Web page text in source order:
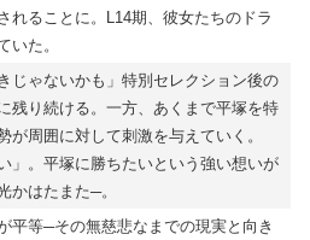
れることに。L14期、彼女たちのドラ
いた。
じゃないかも」特別セレクション後の
残り続ける。一方、あくまで平塚を特
が周囲に対して刺激を与えていく。
」。平塚に勝ちたいという強い想いが
かはたまた─。
平等─その無慈悲なまでの現実と向き